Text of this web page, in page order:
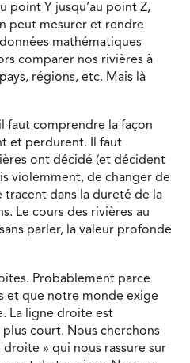
point Y jusqu’au point Z,
peut mesurer et rendre
mathématiques
comparer nos rivières à
régions, etc. Mais là
faut comprendre la façon
et perdurent. Il faut
ont décidé (et décident
violemment, de changer de
tracent dans la dureté de la
Le cours des rivières au
parler, la valeur profonde
Probablement parce
et que notre monde exige
La ligne droite est
court. Nous cherchons
» qui nous rassure sur